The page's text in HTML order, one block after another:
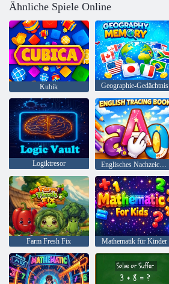
Ähnliche Spiele Online
Kubik Geographie-Gedächtnis
Logiktresor Englisches Nachzeichnungsbuch
Farm Fresh Fix Mathematik für Kinder